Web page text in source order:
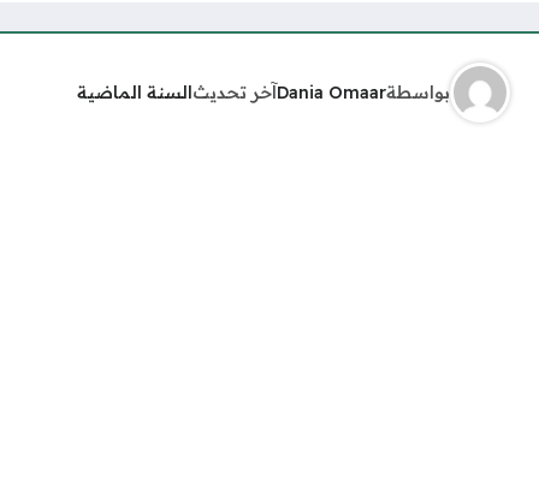
بواسطةDania Omaarآخر تحديثالسنة الماضية